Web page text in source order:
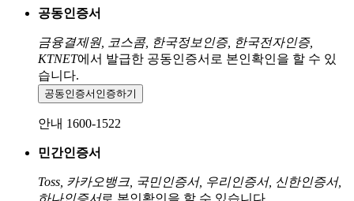
공동인증서
금융결제원, 코스콤, 한국정보인증, 한국전자인증,
KTNET에서 발급한 공동인증서로 본인확인을 할 수 있
습니다.
공동인증서 인증하기
안내 1600-1522
민간인증서
Toss, 카카오뱅크, 국민인증서, 우리인증서, 신한인증서,